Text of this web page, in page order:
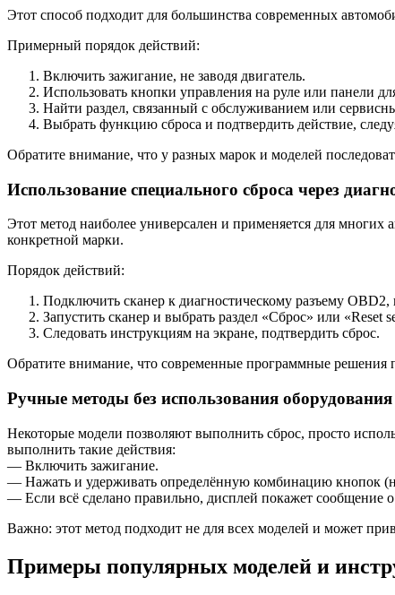
Этот способ подходит для большинства современных
Примерный порядок действий:
Включить зажигание, не заводя двигатель.
Использовать кнопки управления на руле или панели
Найти раздел, связанный с обслуживанием или
Выбрать функцию сброса и подтвердить действие,
Обратите внимание, что у разных марок и моделей
Использование специального сброса через
Этот метод наиболее универсален и применяется для многих
конкретной марки.
Порядок действий:
Подключить сканер к диагностическому разъему
Запустить сканер и выбрать раздел «Сброс» или «Reset
Следовать инструкциям на экране, подтвердить сброс.
Обратите внимание, что современные программные решения
Ручные методы без использования оборудования
Некоторые модели позволяют выполнить сброс, просто
выполнить такие действия:
— Включить зажигание.
— Нажать и удерживать определённую комбинацию кнопок
— Если всё сделано правильно, дисплей покажет сообщение о
Важно: этот метод подходит не для всех моделей и может
Примеры популярных моделей и